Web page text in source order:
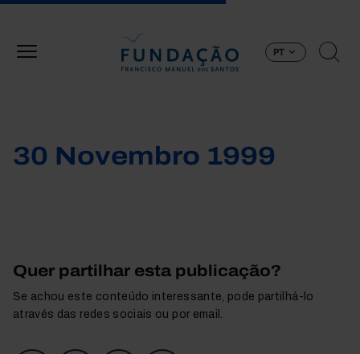
PT
30 Novembro 1999
Quer partilhar esta publicação?
Se achou este conteúdo interessante, pode partilhá-lo
através das redes sociais ou por email.